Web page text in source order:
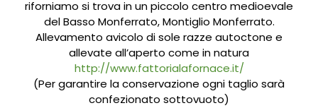
riforniamo si trova in un piccolo centro medioevale
del Basso Monferrato, Montiglio Monferrato.
Allevamento avicolo di sole razze autoctone e
allevate all’aperto come in natura
http://www.fattorialafornace.it/
(Per garantire la conservazione ogni taglio sarà
confezionato sottovuoto)